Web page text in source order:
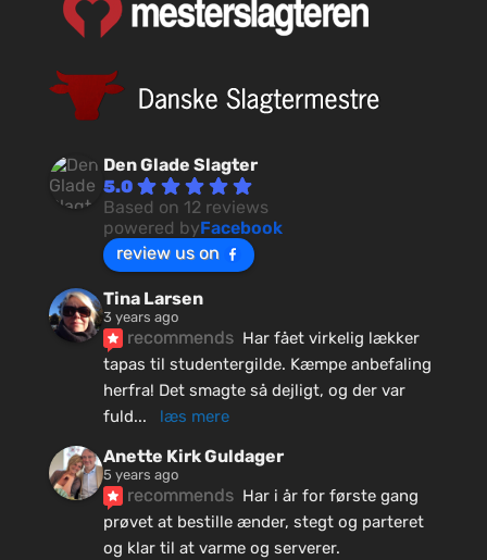
Den Glade Slagter
5.0
Based on 12 reviews
powered byFacebook
review us on
Tina Larsen
3 years ago
recommends Har fået virkelig lækker
tapas til studentergilde. Kæmpe anbefaling
herfra! Det smagte så dejligt, og der var
fuld... læs mere
Anette Kirk Guldager
5 years ago
recommends Har i år for første gang
prøvet at bestille ænder, stegt og parteret
og klar til at varme og serverer.